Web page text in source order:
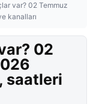
var? 02 Temmuz
kanalları
02
saatleri